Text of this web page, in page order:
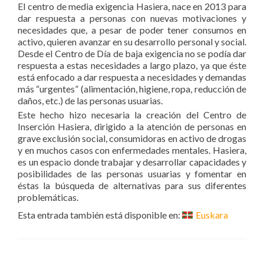
El centro de media exigencia Hasiera, nace en 2013 para
dar respuesta a personas con nuevas motivaciones y
necesidades que, a pesar de poder tener consumos en
activo, quieren avanzar en su desarrollo personal y social.
Desde el Centro de Día de baja exigencia no se podía dar
respuesta a estas necesidades a largo plazo, ya que éste
está enfocado a dar respuesta a necesidades y demandas
más “urgentes” (alimentación, higiene, ropa, reducción de
daños, etc.) de las personas usuarias.
Este hecho hizo necesaria la creación del Centro de
Inserción Hasiera, dirigido a la atención de personas en
grave exclusión social, consumidoras en activo de drogas
y en muchos casos con enfermedades mentales. Hasiera,
es un espacio donde trabajar y desarrollar capacidades y
posibilidades de las personas usuarias y fomentar en
éstas la búsqueda de alternativas para sus diferentes
problemáticas.
Esta entrada también está disponible en:
Euskara